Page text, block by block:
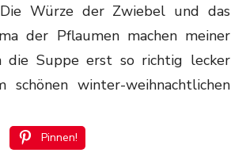
Die Würze der Zwiebel und das
der Pflaumen machen meiner
die Suppe erst so richtig lecker
schönen winter-weihnachtlichen
Pinnen!